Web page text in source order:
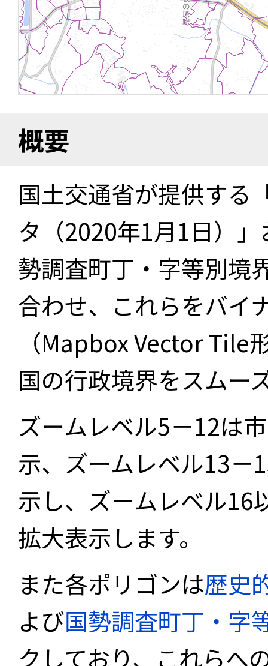
概要
国土交通省が提供する
タ（2020年1月1日）
勢調査町丁・字等別境
合わせ、これらをバイ
（Mapbox Vector Tile
国の行政境界をスムー
ズームレベル5－12は
示、ズームレベル13－
示し、ズームレベル16
拡大表示します。
また各ポリゴンは歴史
よび国勢調査町丁・字
クしており、これらへ